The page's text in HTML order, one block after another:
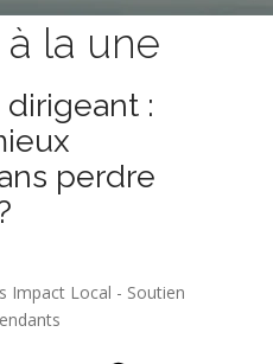
la une
:
perdre
Impact Local - Soutien